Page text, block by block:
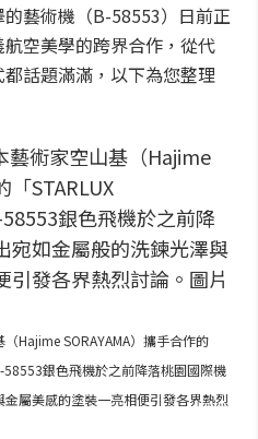
藝術機（B-58553）日前正
空美學的跨界合作，從代
話題滿滿，以下為您整理
Hajime SORAYAMA）攜手合作的
58553銀色飛機於之前降落桃園國際機
屬美感的塗裝一亮相便引發各界熱烈